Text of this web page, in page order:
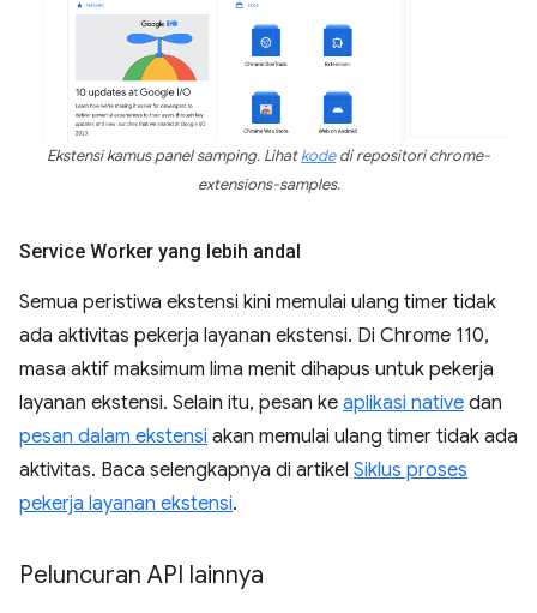
Ekstensi kamus panel samping. Lihatkodedi repositori chrome-
extensions-samples.
Service Worker yang lebih andal
Semua peristiwa ekstensi kini memulai ulang timer tidak
ada aktivitas pekerja layanan ekstensi. Di Chrome 110,
masa aktif maksimum lima menit dihapus untuk pekerja
layanan ekstensi. Selain itu, pesan ke aplikasi native dan
pesan dalam ekstensi akan memulai ulang timer tidak ada
aktivitas. Baca selengkapnya di artikel Siklus proses
pekerja layanan ekstensi.
Peluncuran API lainnya